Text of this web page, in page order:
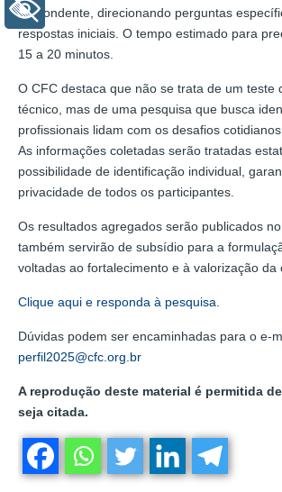
respondente, direcionando perguntas
respostas iniciais. O tempo estimado para
15 a 20 minutos.
O CFC destaca que não se trata de um teste
técnico, mas de uma pesquisa que busca
profissionais lidam com os desafios
As informações coletadas serão tratadas
possibilidade de identificação individual,
privacidade de todos os participantes.
Os resultados agregados serão publicados
também servirão de subsídio para a
voltadas ao fortalecimento e à valorização da
Clique aqui e responda à pesquisa
Dúvidas podem ser encaminhadas para o e-
perfil2025@cfc.org.br
A reprodução deste material é permitida
seja citada.
+ Acessibilidade